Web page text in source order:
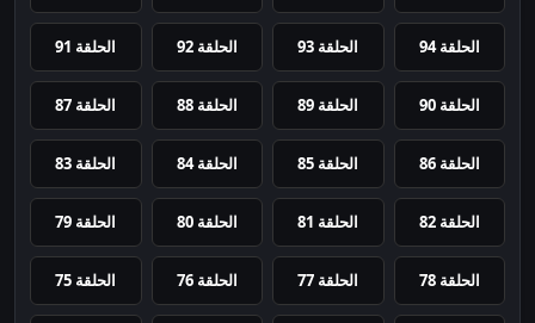
الحلقة 94 الحلقة 93 الحلقة 92 الحلقة 91
الحلقة 90 الحلقة 89 الحلقة 88 الحلقة 87
الحلقة 86 الحلقة 85 الحلقة 84 الحلقة 83
الحلقة 82 الحلقة 81 الحلقة 80 الحلقة 79
الحلقة 78 الحلقة 77 الحلقة 76 الحلقة 75